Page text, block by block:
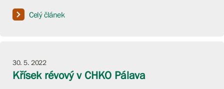
Celý článek
30. 5. 2022
Křísek révový v CHKO Pálava